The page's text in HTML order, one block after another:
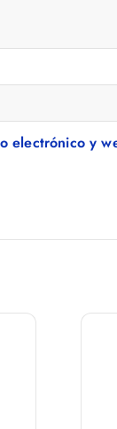
electrónico y